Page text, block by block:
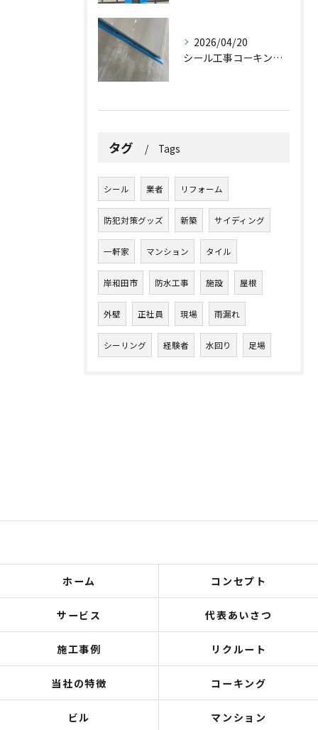
2026/04/20
シール工事コーキング工事
タグ Tags
シール 業者 リフォーム
防犯対策グッズ 新築 サイディング
一軒家 マンション タイル
岸和田市 防水工事 施設 屋根
外壁 正社員 現場 雨漏れ
シーリング 経験者 水回り 足場
ホーム コンセプト
サービス 代表あいさつ
施工事例 リクルート
当社の特徴 コーキング
ビル マンション